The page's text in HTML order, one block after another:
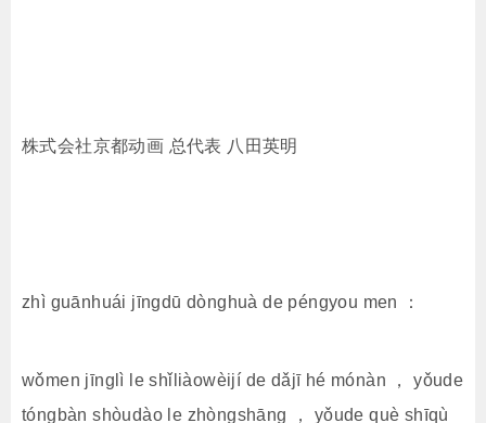
株式会社京都动画 总代表 八田英明
zhì guānhuái jīngdū dònghuà de péngyou men ：
wǒmen jīnglì le shǐliàowèijí de dǎjī hé mónàn ， yǒude
tóngbàn shòudào le zhòngshāng ， yǒude què shīqù